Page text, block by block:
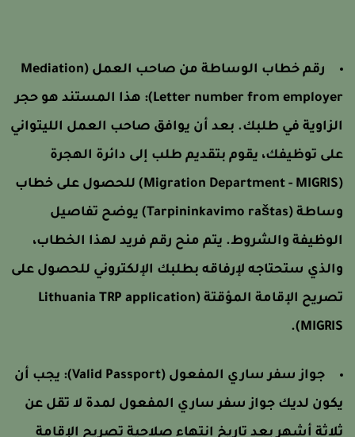
رقم خطاب الوساطة من صاحب العمل (Mediation
Letter number from
هذا المستند هو حجر
في طلبك. بعد أن يوافق صاحب العمل الليتواني
توظيفك، يقوم بتقديم طلب إلى دائرة الهجرة
(Migration Department - MIGRIS) للحصول على خطاب
وساطة (Tarpininkavimo raštas) يوضح تفاصيل
والشروط. يتم منح رقم فريد لهذا الخطاب،
ستحتاجه لإرفاقه بطلبك الإلكتروني للحصول على
الإقامة المؤقتة (Lithuania TRP application
.
جواز سفر ساري المفعول (Valid Passport):
يجب أن
لديك جواز سفر ساري المفعول لمدة لا تقل عن
أشهر بعد تاريخ انتهاء صلاحية تصريح الإقامة